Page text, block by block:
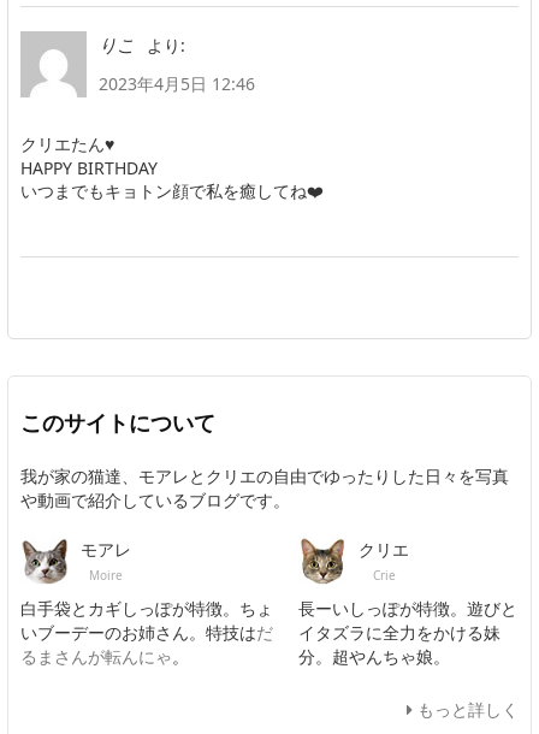
りこ
より:
2023年4月5日 12:46
クリエたん♥️
HAPPY BIRTHDAY
いつまでもキョトン顔で私を癒してね❤️
このサイトについて
我が家の猫達、モアレとクリエの自由でゆったりした日々を写真
や動画で紹介しているブログです。
モアレ
Moire
白手袋とカギしっぽが特徴。ちょ
いブーデーのお姉さん。特技はだ
るまさんが転んにゃ。
クリエ
Crie
長ーいしっぽが特徴。遊びと
イタズラに全力をかける妹
分。超やんちゃ娘。
もっと詳しく